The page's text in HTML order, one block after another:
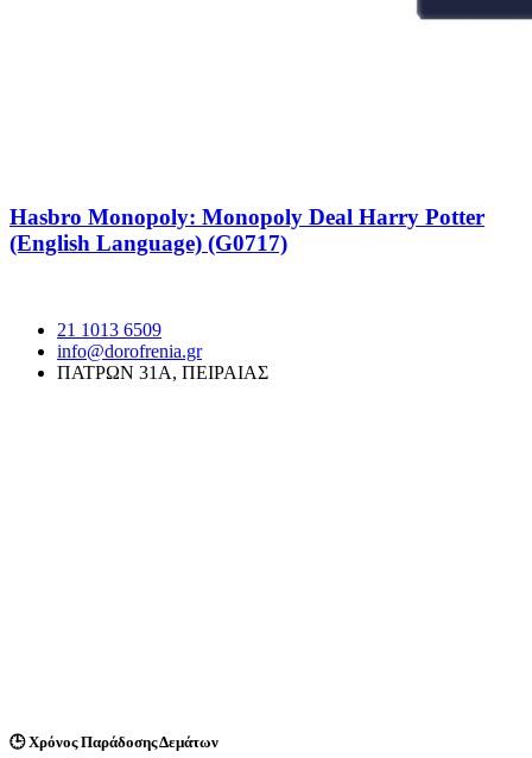
Hasbro Monopoly: Monopoly Deal Harry Potter
(English Language) (G0717)
21 1013 6509
info@dorofrenia.gr
ΠΑΤΡΩΝ 31Α, ΠΕΙΡΑΙΑΣ
🕒Χρόνος Παράδοσης Δεμάτων